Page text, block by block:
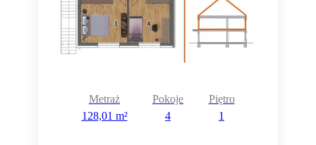
Metraż
128,01 m²
Pokoje
4
Piętro
1